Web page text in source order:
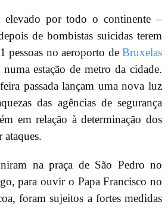
elevado por todo o continente –
de bombistas suicidas terem
pessoas no aeroporto de Bruxelas
estação de metro da cidade.
passada lançam uma nova luz
das agências de segurança
em relação à determinação dos
ataques.
na praça de São Pedro no
para ouvir o Papa Francisco no
foram sujeitos a fortes medidas